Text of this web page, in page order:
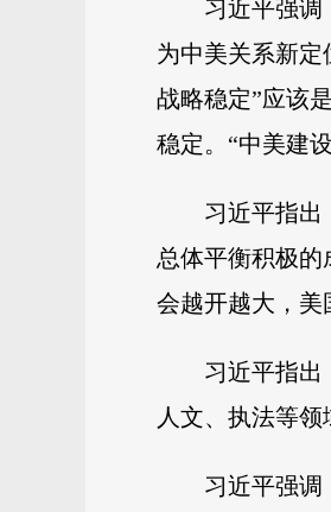
习近平强调
为中美关系新
战略稳定”应该
稳定。“中美建
习近平指出
总体平衡积极
会越开越大，美
习近平指出
人文、执法等领
习近平强调